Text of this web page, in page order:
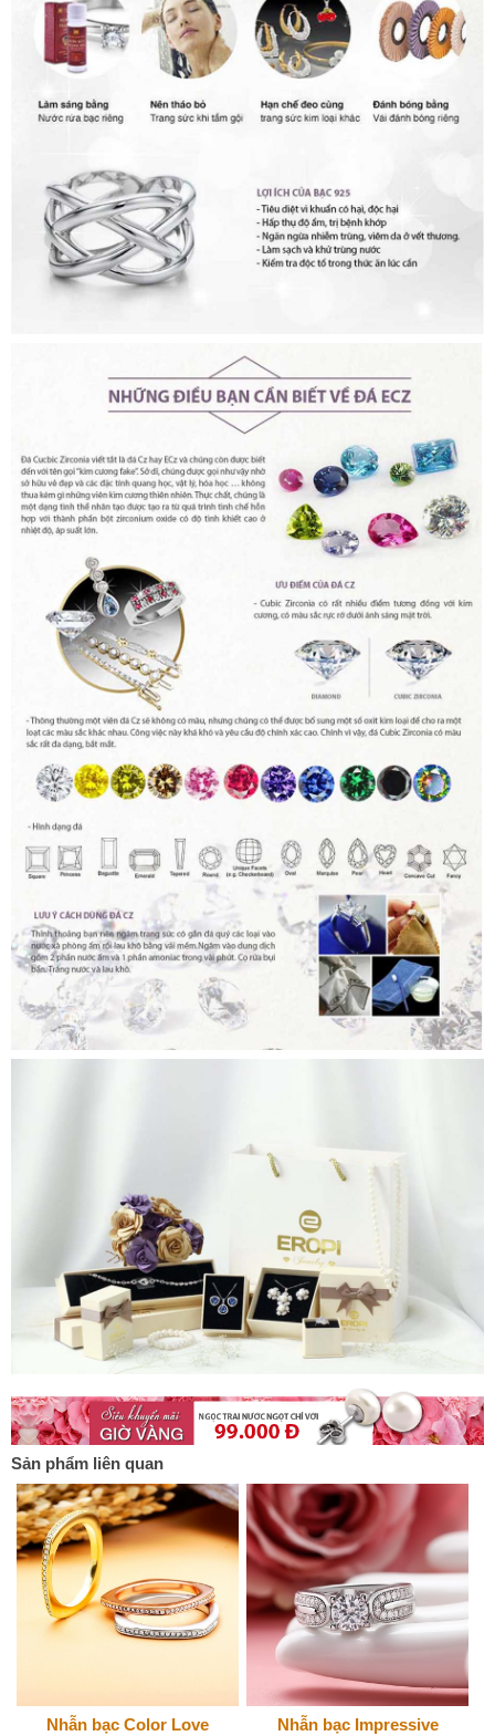
Sản phẩm liên quan
Nhẫn bạc Color Love Nhẫn bạc Impressive